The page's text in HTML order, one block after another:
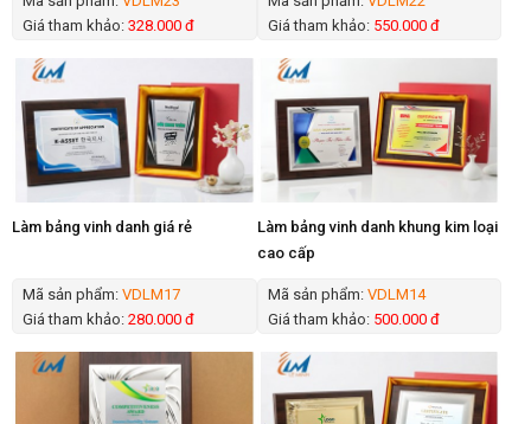
Giá tham khảo: 328.000 đ
Giá tham khảo: 550.000 đ
Làm bảng vinh danh giá rẻ
Mã sản phẩm: VDLM17
Giá tham khảo: 280.000 đ
Làm bảng vinh danh khung kim loại
cao cấp
Mã sản phẩm: VDLM14
Giá tham khảo: 500.000 đ